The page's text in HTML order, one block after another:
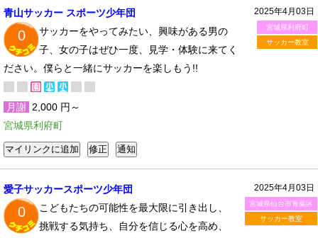
2025年4月03日
宮城県利府町
サッカー教室
青山サッカー スポーツ少年団
0
サッカーをやってみたい、興味がある男の
子、女の子はぜひ一度、見学・体験に来てく
ださい。僕らと一緒にサッカーを楽しもう!!
月謝 2,000 円～
宮城県利府町
2025年4月03日
宮城県仙台市青葉区
サッカー教室
愛子サッカースポーツ少年団
0
こどもたちの可能性を最大限に引き出し、
挑戦する気持ち、自分を信じる心を高め、